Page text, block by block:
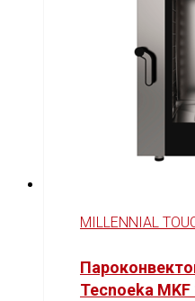
MILLENNIAL
Tecnoeka MKF